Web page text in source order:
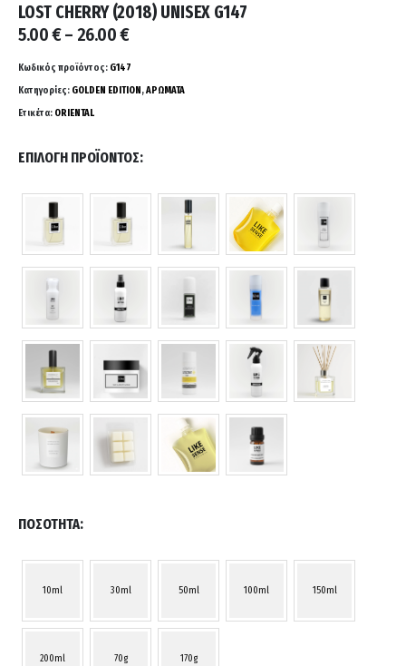
LOST CHERRY (2018) UNISEX G147
5.00€– 26.00€Price
5.00 €
through
Κωδικός προϊόντος: G147
Κατηγορίες: GOLDEN EDITION ,ΑΡΩΜΑΤΑ
Ετικέτα: ORIENTAL
ΕΠΙΛΟΓΉ ΠΡΟΪΌΝΤΟΣ
ΠΟΣΌΤΗΤΑ
10ml 30ml 50ml 100ml 150ml
200ml 70g 170g